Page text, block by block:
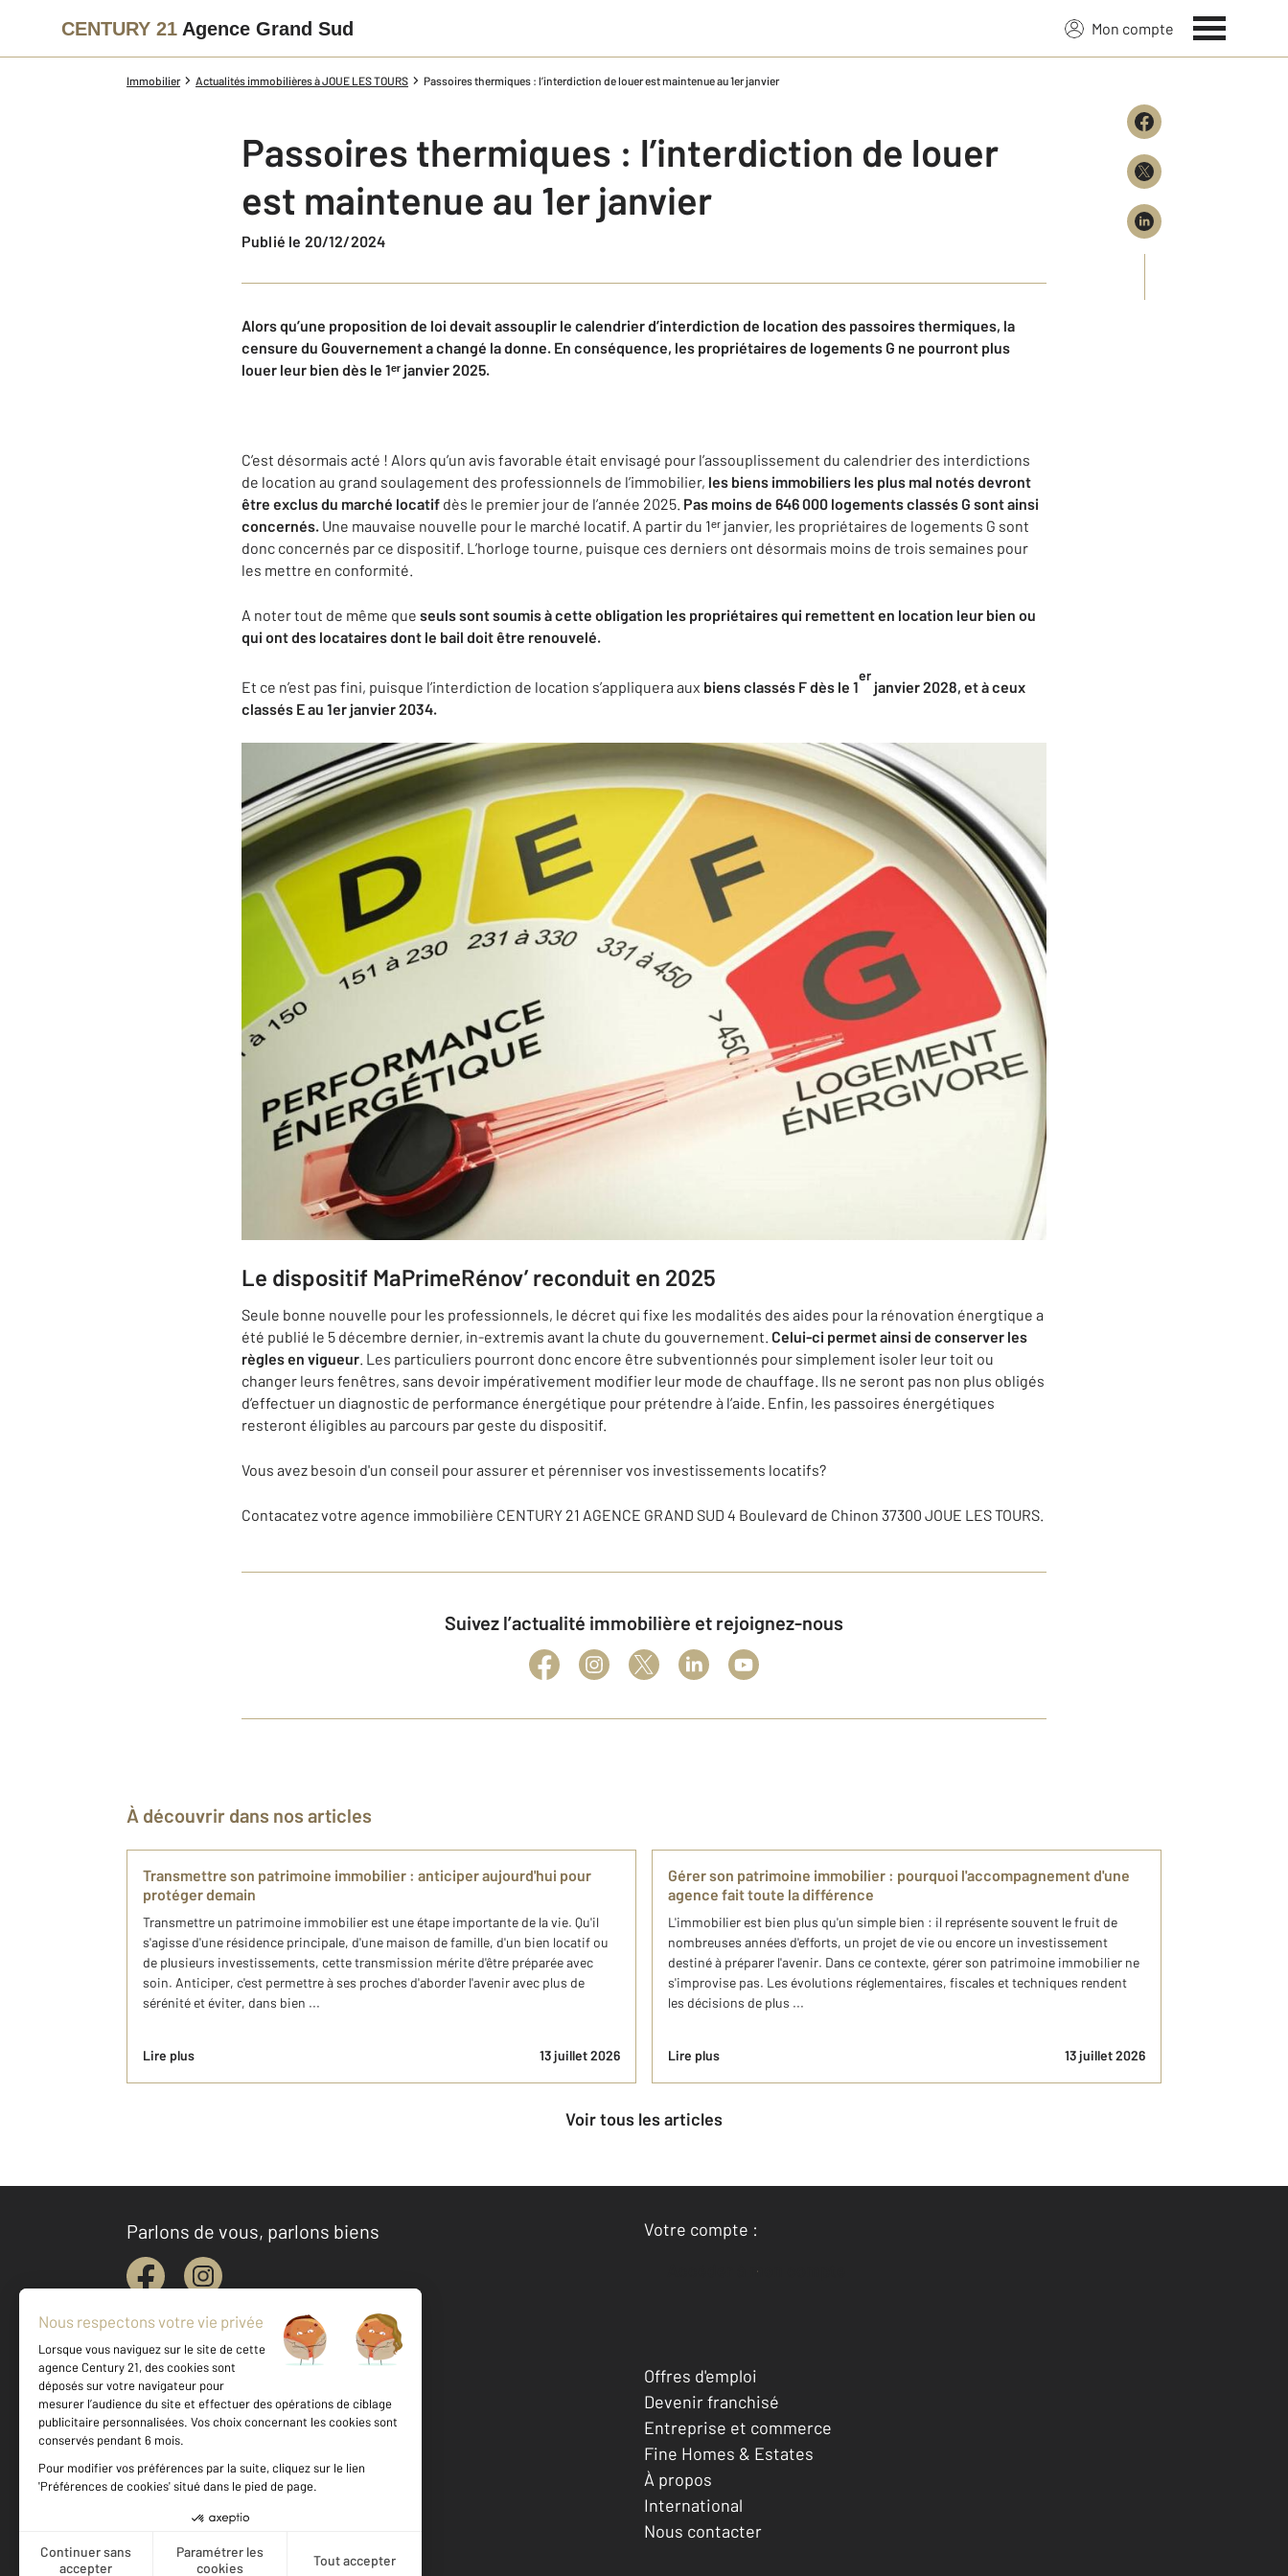
CENTURY 21 Agence Grand Sud Mon compte
Immobilier Actualités immobilières à JOUE LES TOURS Passoires thermiques : l’interdiction de louer est maintenue au 1er janvier
Passoires thermiques : l’interdiction de louer
est maintenue au 1er janvier
Publié le 20/12/2024
Alors qu’une proposition de loi devait assouplir le calendrier d’interdiction de location des passoires thermiques, la
censure du Gouvernement a changé la donne. En conséquence, les propriétaires de logements G ne pourront plus
louer leur bien dès le 1ᵉʳ janvier 2025.
C’est désormais acté ! Alors qu’un avis favorable était envisagé pour l’assouplissement du calendrier des interdictions
de location au grand soulagement des professionnels de l’immobilier, les biens immobiliers les plus mal notés devront
être exclus du marché locatif dès le premier jour de l’année 2025. Pas moins de 646 000 logements classés G sont ainsi
concernés. Une mauvaise nouvelle pour le marché locatif. A partir du 1ᵉʳ janvier, les propriétaires de logements G sont
donc concernés par ce dispositif. L’horloge tourne, puisque ces derniers ont désormais moins de trois semaines pour
les mettre en conformité.
A noter tout de même que seuls sont soumis à cette obligation les propriétaires qui remettent en location leur bien ou
qui ont des locataires dont le bail doit être renouvelé.
Et ce n’est pas fini, puisque l’interdiction de location s’appliquera aux biens classés F dès le 1
er
janvier 2028, et à ceux
classés E au 1er janvier 2034.
Le dispositif MaPrimeRénov’ reconduit en 2025
Seule bonne nouvelle pour les professionnels, le décret qui fixe les modalités des aides pour la rénovation énergtique a
été publié le 5 décembre dernier, in-extremis avant la chute du gouvernement. Celui-ci permet ainsi de conserver les
règles en vigueur. Les particuliers pourront donc encore être subventionnés pour simplement isoler leur toit ou
changer leurs fenêtres, sans devoir impérativement modifier leur mode de chauffage. Ils ne seront pas non plus obligés
d’effectuer un diagnostic de performance énergétique pour prétendre à l’aide. Enfin, les passoires énergétiques
resteront éligibles au parcours par geste du dispositif.
Vous avez besoin d'un conseil pour assurer et pérenniser vos investissements locatifs?
Contacatez votre agence immobilière CENTURY 21 AGENCE GRAND SUD 4 Boulevard de Chinon 37300 JOUE LES TOURS.
Suivez l’actualité immobilière et rejoignez-nous
À découvrir dans nos articles
Transmettre son patrimoine immobilier : anticiper aujourd'hui pour
protéger demain
Transmettre un patrimoine immobilier est une étape importante de la vie. Qu'il
s'agisse d'une résidence principale, d'une maison de famille, d'un bien locatif ou
de plusieurs investissements, cette transmission mérite d'être préparée avec
soin. Anticiper, c'est permettre à ses proches d'aborder l'avenir avec plus de
sérénité et éviter, dans bien ...
Lire plus 13 juillet 2026
Gérer son patrimoine immobilier : pourquoi l'accompagnement d'une
agence fait toute la différence
L'immobilier est bien plus qu'un simple bien : il représente souvent le fruit de
nombreuses années d'efforts, un projet de vie ou encore un investissement
destiné à préparer l'avenir. Dans ce contexte, gérer son patrimoine immobilier ne
s'improvise pas. Les évolutions réglementaires, fiscales et techniques rendent
les décisions de plus ...
Lire plus 13 juillet 2026
Voir tous les articles
Parlons de vous, parlons biens
Votre compte :
Accéder à mon compte
Votre agence est notée
Achat
Location
Offres d'emploi
Devenir franchisé
Entreprise et commerce
Fine Homes & Estates
À propos
International
Nous contacter